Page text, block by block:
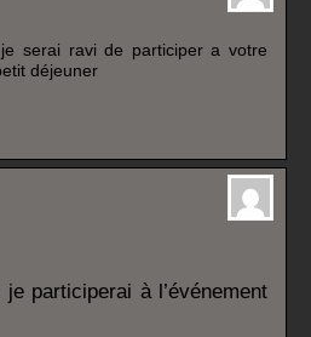
serai ravi de participer a votre
déjeuner
participerai à l’événement